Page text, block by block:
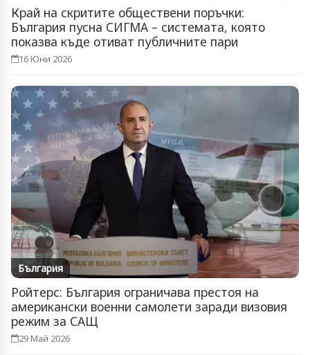
Край на скритите обществени поръчки:
България пусна СИГМА – системата, която
показва къде отиват публичните пари
16 Юни 2026
България
Ройтерс: България ограничава престоя на
американски военни самолети заради визовия
режим за САЩ
29 Май 2026